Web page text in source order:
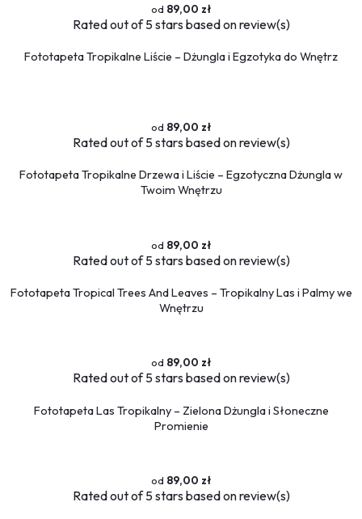
Fototapety okrągłe
89,00 zł
Ratedout of 5 stars based onreview(s)
Fototapeta Tropikalne Liście – Dżungla i Egzotyka do Wnętrz
89,00 zł
Ratedout of 5 stars based onreview(s)
Fototapeta Tropikalne Drzewa i Liście – Egzotyczna Dżungla w
Twoim Wnętrzu
89,00 zł
Ratedout of 5 stars based onreview(s)
Fototapeta Tropical Trees And Leaves – Tropikalny Las i Palmy we
Wnętrzu
89,00 zł
Ratedout of 5 stars based onreview(s)
Fototapeta Las Tropikalny – Zielona Dżungla i Słoneczne
Promienie
89,00 zł
Ratedout of 5 stars based onreview(s)